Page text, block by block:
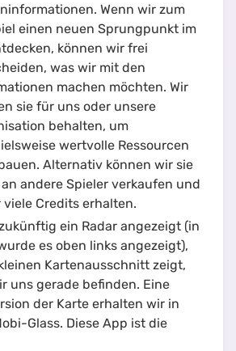
Wenn wir zum
einen neuen Sprungpunkt im
können wir frei
was wir mit den
machen möchten. Wir
sie für uns oder unsere
behalten, um
wertvolle Ressourcen
Alternativ können wir sie
andere Spieler verkaufen und
Credits erhalten.
ein Radar angezeigt (in
es oben links angezeigt),
Kartenausschnitt zeigt,
uns gerade befinden. Eine
der Karte erhalten wir in
Glass. Diese App ist die